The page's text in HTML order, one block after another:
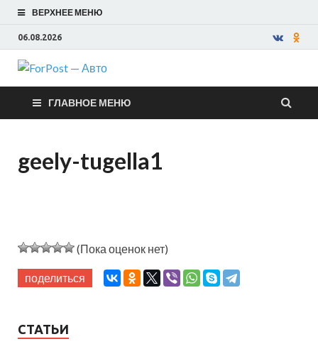
ВЕРХНЕЕ МЕНЮ
06.08.2026
ForPost —
Авто
ГЛАВНОЕ МЕНЮ
geely-tugella1
(Пока оценок нет)
поделиться
СТАТЬИ